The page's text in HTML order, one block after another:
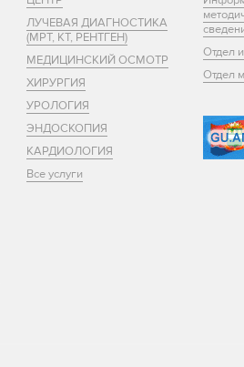
ЛУЧЕВАЯ ДИАГНОСТИКА
(МРТ, КТ, РЕНТГЕН)
МЕДИЦИНСКИЙ ОСМОТР
ХИРУРГИЯ
УРОЛОГИЯ
ЭНДОСКОПИЯ
КАРДИОЛОГИЯ
Все услуги
Отдел
Отдел